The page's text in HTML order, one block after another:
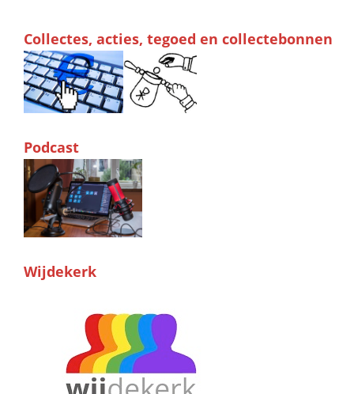
Collectes, acties, tegoed en collectebonnen
Podcast
Wijdekerk